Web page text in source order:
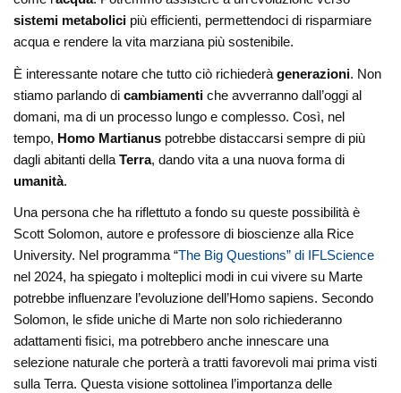
sistemi metabolici più efficienti, permettendoci di risparmiare
acqua e rendere la vita marziana più sostenibile.
È interessante notare che tutto ciò richiederàgenerazioni. Non
stiamo parlando dicambiamenti che avverranno dall’oggi al
domani, ma di un processo lungo e complesso. Così, nel
tempo, Homo Martianus potrebbe distaccarsi sempre di più
dagli abitanti dellaTerra, dando vita a una nuova forma di
umanità.
Una persona che ha riflettuto a fondo su queste possibilità è
Scott Solomon, autore e professore di bioscienze alla Rice
University. Nel programma “The Big Questions” di IFLScience
nel 2024, ha spiegato i molteplici modi in cui vivere su Marte
potrebbe influenzare l’evoluzione dell’Homo sapiens. Secondo
Solomon, le sfide uniche di Marte non solo richiederanno
adattamenti fisici, ma potrebbero anche innescare una
selezione naturale che porterà a tratti favorevoli mai prima visti
sulla Terra. Questa visione sottolinea l’importanza delle